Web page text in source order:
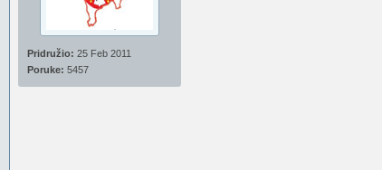
Pridružio: 25 Feb 2011
Poruke: 5457